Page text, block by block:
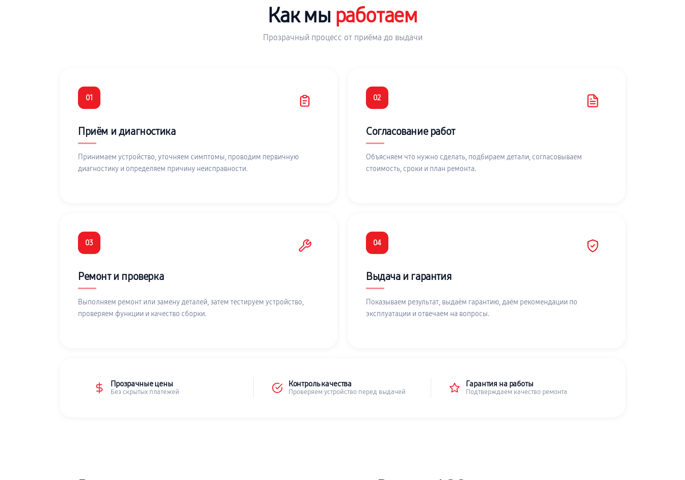
Как мы работаем
Прозрачный процесс от приёма до выдачи
01
Приём и диагностика
Принимаем устройство, уточняем симптомы, проводим первичную
диагностику и определяем причину неисправности.
02
Согласование работ
Объясняем что нужно сделать, подбираем детали, согласовываем
стоимость, сроки и план ремонта.
03
Ремонт и проверка
Выполняем ремонт или замену деталей, затем тестируем устройство,
проверяем функции и качество сборки.
04
Выдача и гарантия
Показываем результат, выдаём гарантию, даём рекомендации по
эксплуатации и отвечаем на вопросы.
Прозрачные цены
Без скрытых платежей
Контроль качества
Проверяем устройство перед выдачей
Гарантия на работы
Подтверждаем качество ремонта